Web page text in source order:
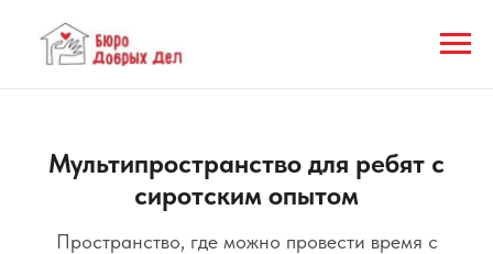
Мультипространство для ребят с
сиротским опытом
Пространство, где можно провести время с